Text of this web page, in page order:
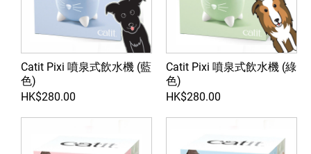
Catit Pixi 噴泉式飲水機 (藍
色)
HK$280.00
Catit Pixi 噴泉式飲水機 (綠
色)
HK$280.00